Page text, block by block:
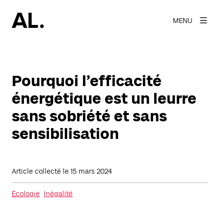
MENU
Pourquoi l’efficacité
énergétique est un leurre
sans sobriété et sans
sensibilisation
Article collecté le 15 mars 2024
Écologie Inégalité